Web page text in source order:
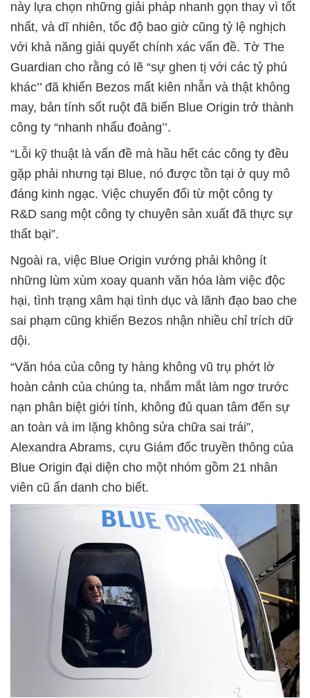
này lựa chọn những giải pháp nhanh gọn thay vì tốt
nhất, và dĩ nhiên, tốc độ bao giờ cũng tỷ lệ nghịch
với khả năng giải quyết chính xác vấn đề. Tờ The
Guardian cho rằng có lẽ “sự ghen tị với các tỷ phú
khác’’ đã khiến Bezos mất kiên nhẫn và thật không
may, bản tính sốt ruột đã biến Blue Origin trở thành
công ty “nhanh nhẩu đoảng’’.
“Lỗi kỹ thuật là vấn đề mà hầu hết các công ty đều
gặp phải nhưng tại Blue, nó được tồn tại ở quy mô
đáng kinh ngạc. Việc chuyển đổi từ một công ty
R&D sang một công ty chuyên sản xuất đã thực sự
thất bại”.
Ngoài ra, việc Blue Origin vướng phải không ít
những lùm xùm xoay quanh văn hóa làm việc độc
hại, tình trạng xâm hại tình dục và lãnh đạo bao che
sai phạm cũng khiến Bezos nhận nhiều chỉ trích dữ
dội.
“Văn hóa của công ty hàng không vũ trụ phớt lờ
hoàn cảnh của chúng ta, nhắm mắt làm ngơ trước
nạn phân biệt giới tính, không đủ quan tâm đến sự
an toàn và im lặng không sửa chữa sai trái”,
Alexandra Abrams, cựu Giám đốc truyền thông của
Blue Origin đại diện cho một nhóm gồm 21 nhân
viên cũ ẩn danh cho biết.